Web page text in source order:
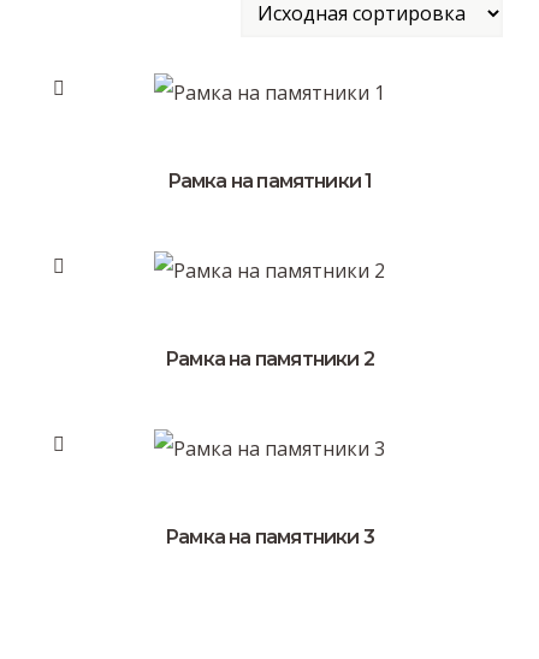
Рамка на памятники 1
Рамка на памятники 2
Рамка на памятники 3